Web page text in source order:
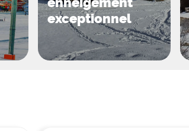
exceptionnel